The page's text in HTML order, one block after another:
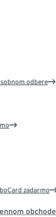
odbere
zadarmo
obchode